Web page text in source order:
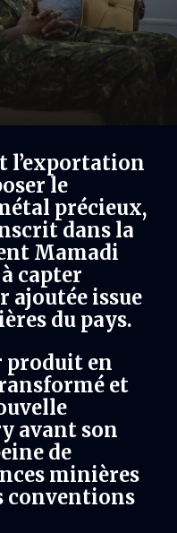
l’exportation
le
précieux,
dans la
Mamadi
capter
ajoutée issue
du pays.
produit en
et
avant son
de
minières
conventions